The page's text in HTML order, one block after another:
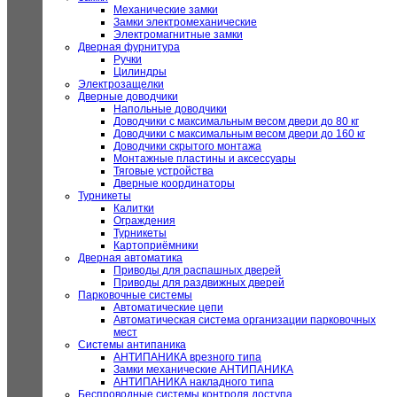
Механические замки
Замки электромеханические
Электромагнитные замки
Дверная фурнитура
Ручки
Цилиндры
Электрозащелки
Дверные доводчики
Напольные доводчики
Доводчики с максимальным весом двери до 80 кг
Доводчики с максимальным весом двери до 160 кг
Доводчики скрытого монтажа
Монтажные пластины и аксессуары
Тяговые устройства
Дверные координаторы
Турникеты
Калитки
Ограждения
Турникеты
Картоприёмники
Дверная автоматика
Приводы для распашных дверей
Приводы для раздвижных дверей
Парковочные системы
Автоматические цепи
Автоматическая система организации парковочных
мест
Системы антипаника
АНТИПАНИКА врезного типа
Замки механические АНТИПАНИКА
АНТИПАНИКА накладного типа
Беспроводные системы контроля доступа